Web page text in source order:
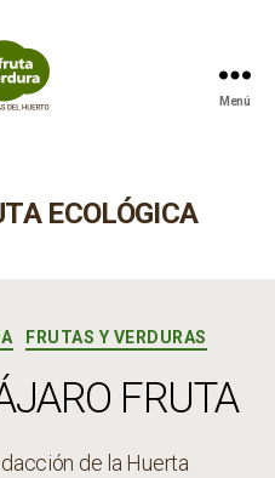
Menú
ECOLÓGICA
Categorías
FRUTAS Y VERDURAS
FRUTA
de la Huerta